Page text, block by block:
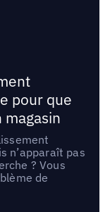
pour que
n’apparaît pas
? Vous
de